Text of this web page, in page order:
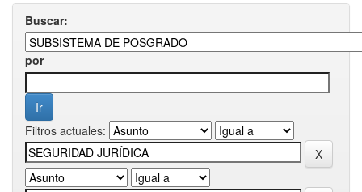
Buscar:
por
Filtros actuales: